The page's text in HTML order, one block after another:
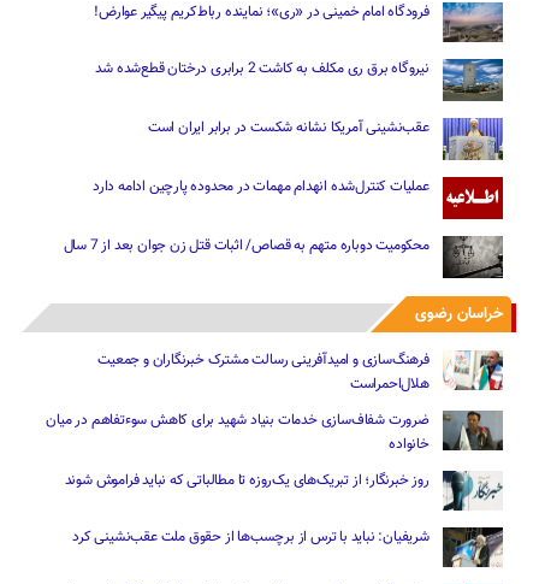
فرودگاه امام خمینی در «ری»؛ نماینده رباط‌کریم پیگیر عوارض!
نیروگاه برق ری مکلف به کاشت 2 برابری درختان قطع‌شده شد
عقب‌نشینی آمریکا نشانه شکست در برابر ایران است
عملیات کنترل‌شده انهدام مهمات در محدوده پارچین ادامه دارد
محکومیت دوباره متهم به قصاص/ اثبات قتل زن جوان بعد از 7 سال
خراسان رضوی
فرهنگ‌سازی و امیدآفرینی رسالت‌ مشترک خبرنگاران و جمعیت
هلال‌احمراست
ضرورت شفاف‌سازی خدمات بنیاد شهید برای کاهش سوءتفاهم‌ در میان
خانواده
روز خبرنگار؛ از تبریک‌های یک‌روزه تا مطالباتی که نباید فراموش شوند
شریفیان: نباید با ترس از برچسب‌ها از حقوق ملت عقب‌نشینی کرد